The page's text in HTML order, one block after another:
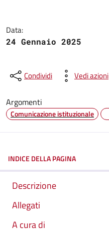
Data:
24 Gennaio 2025
Condividi Vedi azioni
Argomenti
Comunicazione istituzionale
INDICE DELLA PAGINA
Descrizione
Allegati
A cura di